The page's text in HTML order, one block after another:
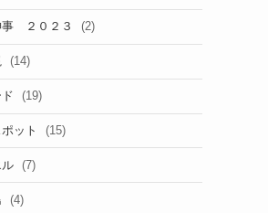
事 ２０２３ (2)
(14)
(19)
ット (15)
ル (7)
(4)